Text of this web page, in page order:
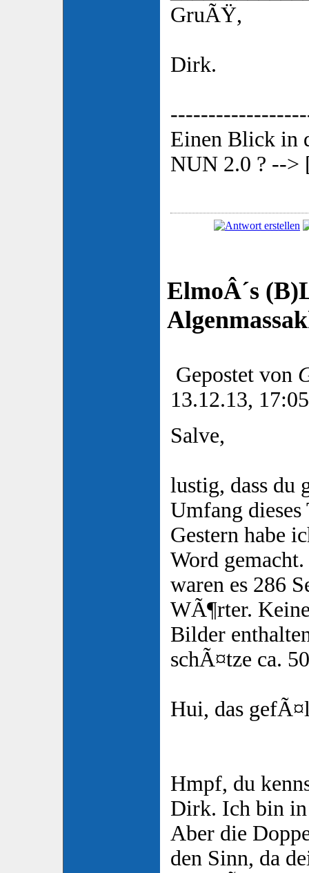
GruÃŸ,
Dirk.
Einen Blick in
NUN 2.0 ? -->
ElmoÂ´s
Gepostet von
13.12.13, 17:05
Salve,
lustig, dass du
Umfang
Gestern habe
Word
waren es 286
WÃ¶rter.
Bilder
schÃ¤tze ca. 50
Hui, das
Hmpf, du
Dirk. Ich bin
Aber die
den Sinn, da